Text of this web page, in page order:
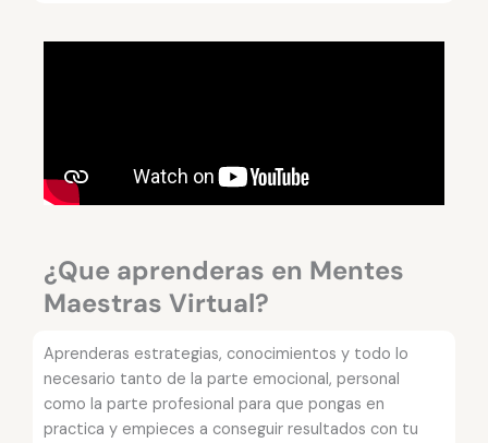
¿Que aprenderas en Mentes
Maestras Virtual?
Aprenderas estrategias, conocimientos y todo lo
necesario tanto de la parte emocional, personal
como la parte profesional para que pongas en
practica y empieces a conseguir resultados con tu